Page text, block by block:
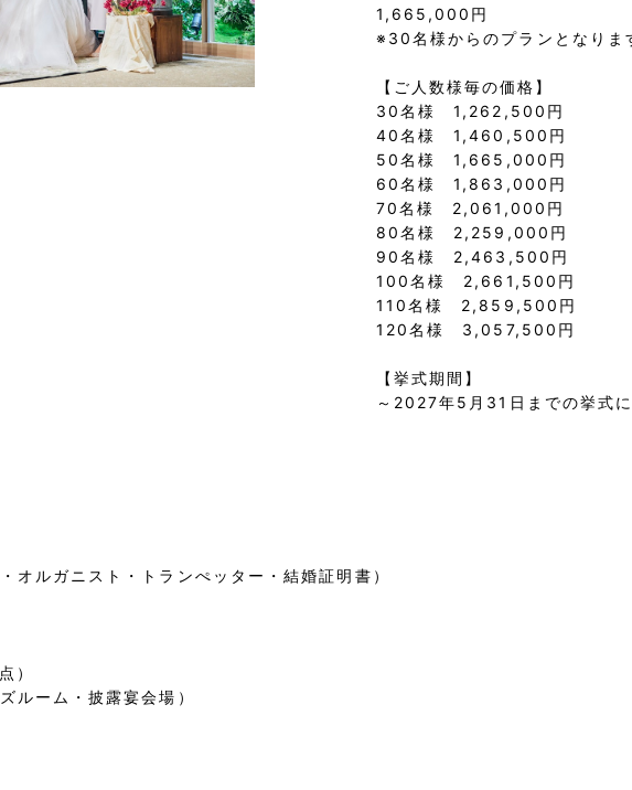
1,665,000円
※30名様からのプランとなりま
【ご人数様毎の価格】
30名様 1,262,500円
40名様 1,460,500円
50名様 1,665,000円
60名様 1,863,000円
70名様 2,061,000円
80名様 2,259,000円
90名様 2,463,500円
100名様 2,661,500円
110名様 2,859,500円
120名様 3,057,500円
【挙式期間】
～2027年5月31日までの挙式
ルガニスト・トランぺッター・結婚証明書）
）
ルーム・披露宴会場）